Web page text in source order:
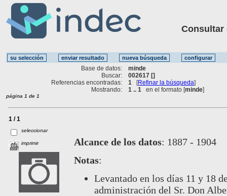
Consultar
Base de datos:
minde
Buscar:
002617 []
Referencias encontradas:
1 [Refinar la búsqueda]
Mostrando:
1 .. 1 en el formato [minde]
página 1 de 1
1 / 1
seleccionar
imprimir Alcance de los datos: 1887 - 1904
Notas:
Levantado en los días 11 y 18
administración del Sr. Don